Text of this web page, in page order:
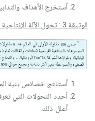
أستخرج الأهداف
الوثيقة 3 : تحول الآلة الإنتاجية الصناعية الفرنسية نحو التركيز
أستنتج خصائص بنية
أحدد التحولات التي
أعلل ذلك.